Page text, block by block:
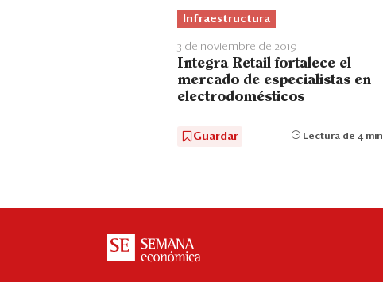
Infraestructura
3 de noviembre de 2019
Integra Retail fortalece el
mercado de especialistas en
electrodomésticos
Guardar Lectura de 4 min